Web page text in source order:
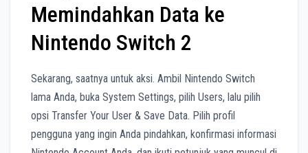
Memindahkan Data ke
Nintendo Switch 2
Sekarang, saatnya untuk aksi. Ambil Nintendo Switch
lama Anda, buka System Settings, pilih Users, lalu pilih
opsi Transfer Your User & Save Data. Pilih profil
pengguna yang ingin Anda pindahkan, konfirmasi informasi